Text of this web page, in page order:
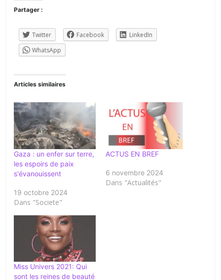
Partager :
Twitter Facebook
LinkedIn
WhatsApp
Articles similaires
Gaza : un enfer sur terre,
les espoirs de paix
s'évanouissent
19 octobre 2024
Dans "Societe"
ACTUS EN BREF
6 novembre 2024
Dans "Actualités"
Miss Univers 2021: Qui
sont les reines de beauté